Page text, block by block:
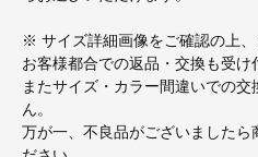
※ サイズ詳細画像をご確認の上、
お客様都合での返品・交換も受け
またサイズ・カラー間違いでの
ん。
万が一、不良品がございましたら